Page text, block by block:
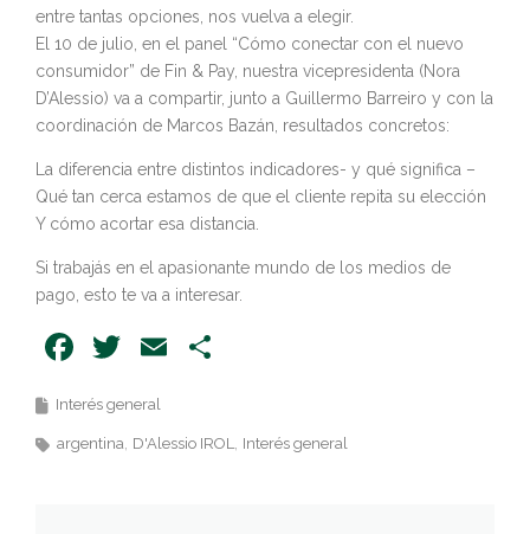
entre tantas opciones, nos vuelva a elegir.
El 10 de julio, en el panel “Cómo conectar con el nuevo
consumidor” de Fin & Pay, nuestra vicepresidenta (Nora
D’Alessio) va a compartir, junto a Guillermo Barreiro y con la
coordinación de Marcos Bazán, resultados concretos:
La diferencia entre distintos indicadores- y qué significa –
Qué tan cerca estamos de que el cliente repita su elección
Y cómo acortar esa distancia.
Si trabajás en el apasionante mundo de los medios de
pago, esto te va a interesar.
Facebook
Twitter
Email
Interés general
argentina D'Alessio IROL Interés general